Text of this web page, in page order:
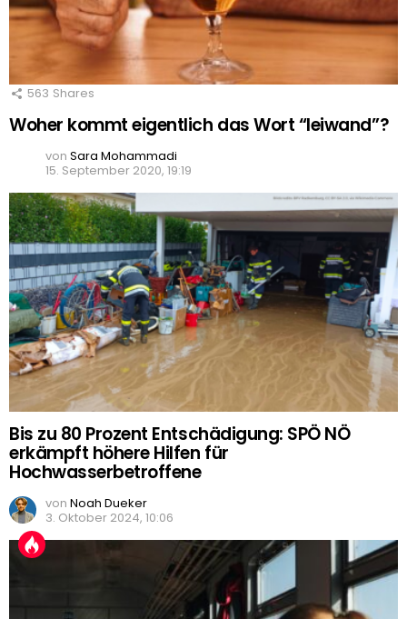
563 Shares
Woher kommt eigentlich das Wort “leiwand”?
von Sara Mohammadi
15. September 2020, 19:19
Bis zu 80 Prozent Entschädigung: SPÖ NÖ
erkämpft höhere Hilfen für
Hochwasserbetroffene
von Noah Dueker
3. Oktober 2024, 10:06